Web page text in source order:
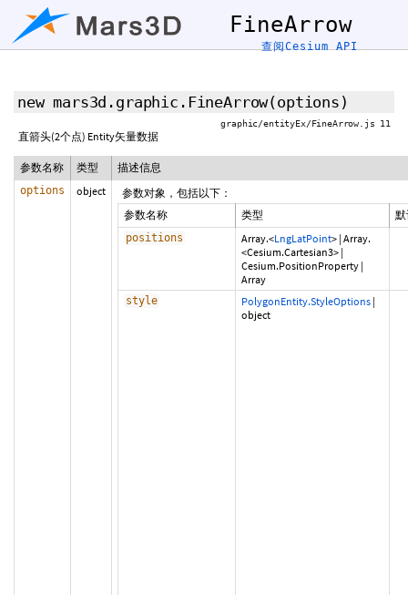
FineArrow
查阅Cesium API
new mars3d.graphic.FineArrow(options)
graphic/entityEx/FineArrow.js 11
直箭头(2个点) Entity矢量数据
参数名称 类型 描述信息
options object
参数对象，包括以下：
参数名称
类型
positions Array.<LngLatPoint> | Array.
<Cesium.Cartesian3> |
Cesium.PositionProperty |
Array
style PolygonEntity.StyleOptions |
object